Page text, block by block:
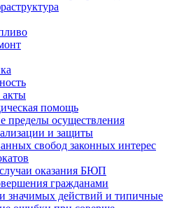
акты
помощь
пределы осуществления
и защиты
свобод законных интерес
оказания БЮП
гражданами
значимых действий и типичные